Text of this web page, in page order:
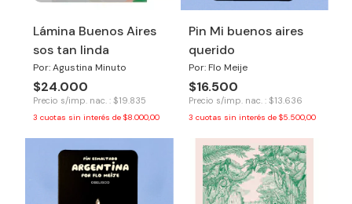
Lámina Buenos Aires
sos tan linda
Por: Agustina Minuto
$24.000
Precio s/imp. nac. : $19.835
3 cuotas sin interés de $8.000,00
Pin Mi buenos aires
querido
Por: Flo Meije
$16.500
Precio s/imp. nac. : $13.636
3 cuotas sin interés de $5.500,00